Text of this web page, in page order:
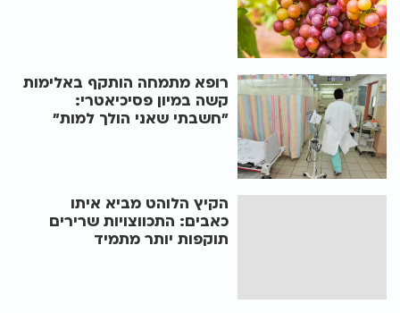
רופא מתמחה הותקף באלימות
קשה במיון פסיכיאטרי:
"חשבתי שאני הולך למות"
הקיץ הלוהט מביא איתו
כאבים: התכווצויות שרירים
תוקפות יותר מתמיד